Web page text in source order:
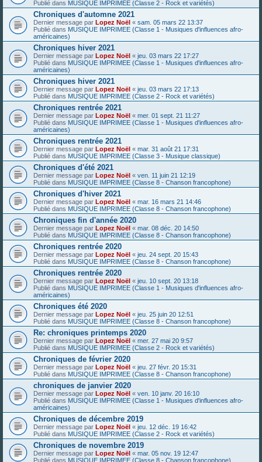
Publié dans MUSIQUE IMPRIMEE (Classe 2 - Rock et variétés)
Chroniques d'automne 2021
Dernier message par Lopez Noël « sam. 05 mars 22 13:37
Publié dans MUSIQUE IMPRIMEE (Classe 1 - Musiques d'influences afro-
américaines)
Chroniques hiver 2021
Dernier message par Lopez Noël « jeu. 03 mars 22 17:27
Publié dans MUSIQUE IMPRIMEE (Classe 1 - Musiques d'influences afro-
américaines)
Chroniques hiver 2021
Dernier message par Lopez Noël « jeu. 03 mars 22 17:13
Publié dans MUSIQUE IMPRIMEE (Classe 2 - Rock et variétés)
Chroniques rentrée 2021
Dernier message par Lopez Noël « mer. 01 sept. 21 11:27
Publié dans MUSIQUE IMPRIMEE (Classe 1 - Musiques d'influences afro-
américaines)
Chroniques rentrée 2021
Dernier message par Lopez Noël « mar. 31 août 21 17:31
Publié dans MUSIQUE IMPRIMEE (Classe 3 - Musique classique)
Chroniques d'été 2021
Dernier message par Lopez Noël « ven. 11 juin 21 12:19
Publié dans MUSIQUE IMPRIMEE (Classe 8 - Chanson francophone)
Chroniques d'hiver 2021
Dernier message par Lopez Noël « mar. 16 mars 21 14:46
Publié dans MUSIQUE IMPRIMEE (Classe 8 - Chanson francophone)
Chroniques fin d'année 2020
Dernier message par Lopez Noël « mar. 08 déc. 20 14:50
Publié dans MUSIQUE IMPRIMEE (Classe 8 - Chanson francophone)
Chroniques rentrée 2020
Dernier message par Lopez Noël « jeu. 24 sept. 20 15:43
Publié dans MUSIQUE IMPRIMEE (Classe 8 - Chanson francophone)
Chroniques rentrée 2020
Dernier message par Lopez Noël « jeu. 10 sept. 20 13:18
Publié dans MUSIQUE IMPRIMEE (Classe 1 - Musiques d'influences afro-
américaines)
Chroniques été 2020
Dernier message par Lopez Noël « jeu. 25 juin 20 12:51
Publié dans MUSIQUE IMPRIMEE (Classe 8 - Chanson francophone)
Re: chroniques printemps 2020
Dernier message par Lopez Noël « mer. 27 mai 20 9:57
Publié dans MUSIQUE IMPRIMEE (Classe 2 - Rock et variétés)
Chroniques de février 2020
Dernier message par Lopez Noël « jeu. 27 févr. 20 15:31
Publié dans MUSIQUE IMPRIMEE (Classe 8 - Chanson francophone)
chroniques de janvier 2020
Dernier message par Lopez Noël « ven. 10 janv. 20 16:10
Publié dans MUSIQUE IMPRIMEE (Classe 1 - Musiques d'influences afro-
américaines)
Chroniques de décembre 2019
Dernier message par Lopez Noël « jeu. 12 déc. 19 16:42
Publié dans MUSIQUE IMPRIMEE (Classe 2 - Rock et variétés)
Chroniques de novembre 2019
Dernier message par Lopez Noël « mar. 05 nov. 19 12:47
Publié dans MUSIQUE IMPRIMEE (Classe 8 - Chanson francophone)